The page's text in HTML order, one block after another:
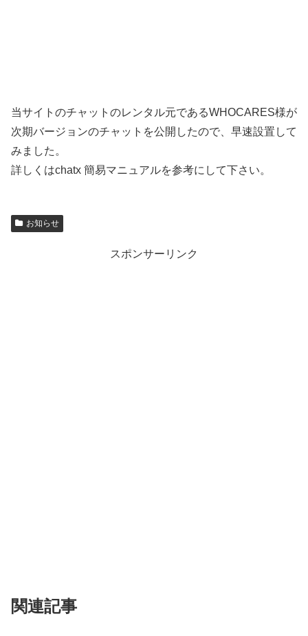
当サイトのチャットのレンタル元であるWHOCARES様が
次期バージョンのチャットを公開したので、早速設置して
みました。
詳しくはchatx 簡易マニュアルを参考にして下さい。
お知らせ
スポンサーリンク
関連記事